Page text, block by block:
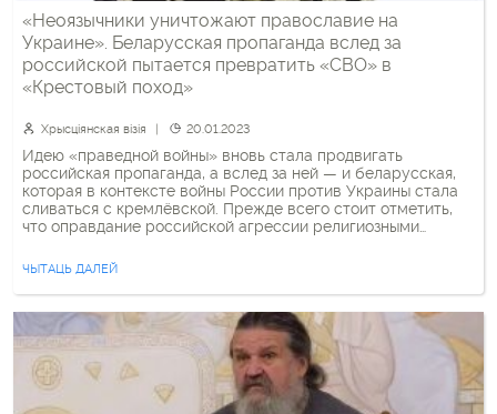
«Неоязычники уничтожают православие на
Украине». Беларусская пропаганда вслед за
российской пытается превратить «СВО» в
«Крестовый поход»
Хрысціянская візія 20.01.2023
Идею «праведной войны» вновь стала продвигать
российская пропаганда, а вслед за ней — и беларусская,
которая в контексте войны России против Украины стала
сливаться с кремлёвской. Прежде всего стоит отметить,
что оправдание российской агрессии религиозными
вторжением РФ в Украину, из уст Александра Лукашенко.
Тогда, посещая православный храм на Рождество, […]
ЧЫТАЦЬ ДАЛЕЙ